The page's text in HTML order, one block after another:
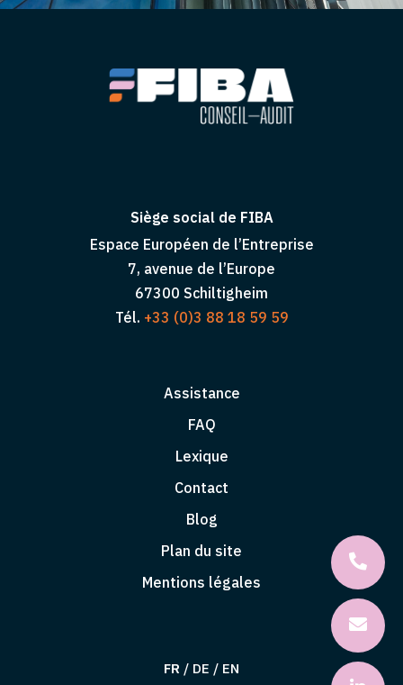
Siège social de FIBA
Espace Européen de l’Entreprise
7, avenue de l’Europe
67300 Schiltigheim
Tél. +33 (0)3 88 18 59 59
Assistance
FAQ
Lexique
Contact
Blog
Plan du site
Mentions légales
FR / DE / EN